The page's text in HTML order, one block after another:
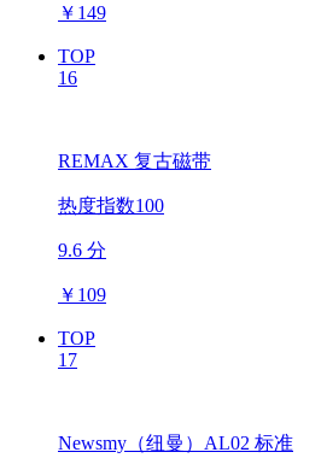
￥ 149
TOP
16
REMAX 复古磁带
热度指数100
9.6 分
￥ 109
TOP
17
Newsmy（纽曼）AL02 标准